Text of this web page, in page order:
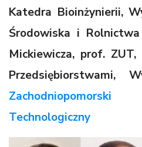
Katedra Bioinżynierii,
Środowiska i
Mickiewicza, prof.
Przedsiębiorstwami,
Technologiczny